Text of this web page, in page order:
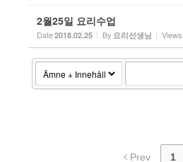
2월25일 요리수업
Date2018.02.25 By 요리선생님 Views
Prev 1
- Kursmaterial
Anslagstavlan